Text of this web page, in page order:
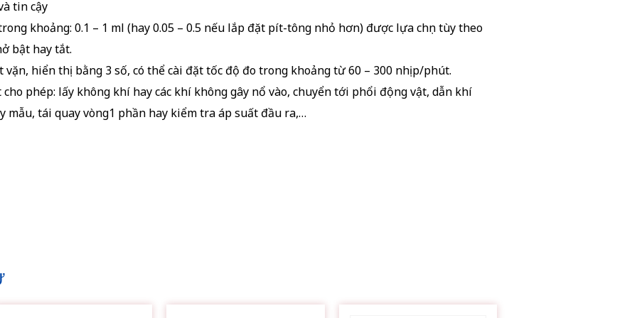
tin cậy
khoảng: 0.1 – 1 ml (hay 0.05 – 0.5 nếu lắp đặt pít-tông nhỏ hơn) được lựa chọn tùy theo
bật hay tắt.
hiển thị bằng 3 số, có thể cài đặt tốc độ đo trong khoảng từ 60 – 300 nhịp/phút.
phép: lấy không khí hay các khí không gây nổ vào, chuyển tới phổi động vật, dẫn khí
mẫu, tái quay vòng1 phần hay kiểm tra áp suất đầu ra,…